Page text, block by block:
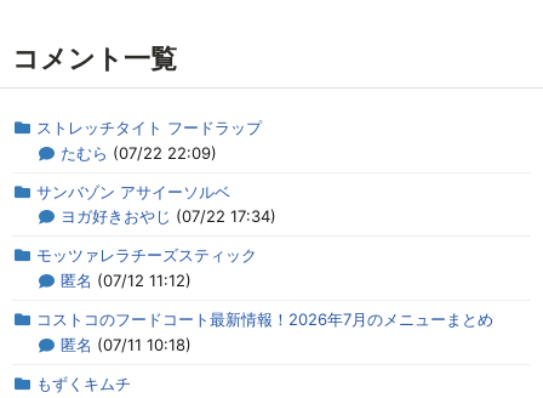
コメント一覧
ストレッチタイト フードラップ
たむら (07/22 22:09)
サンバゾン アサイーソルベ
ヨガ好きおやじ (07/22 17:34)
モッツァレラチーズスティック
匿名 (07/12 11:12)
コストコのフードコート最新情報！2026年7月のメニューまとめ
匿名 (07/11 10:18)
もずくキムチ